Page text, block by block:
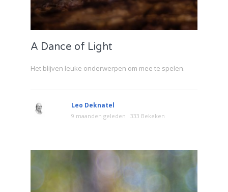
A Dance of Light
Het blijven leuke onderwerpen om mee te spelen.
Leo Deknatel
9 maanden geleden 333 Bekeken